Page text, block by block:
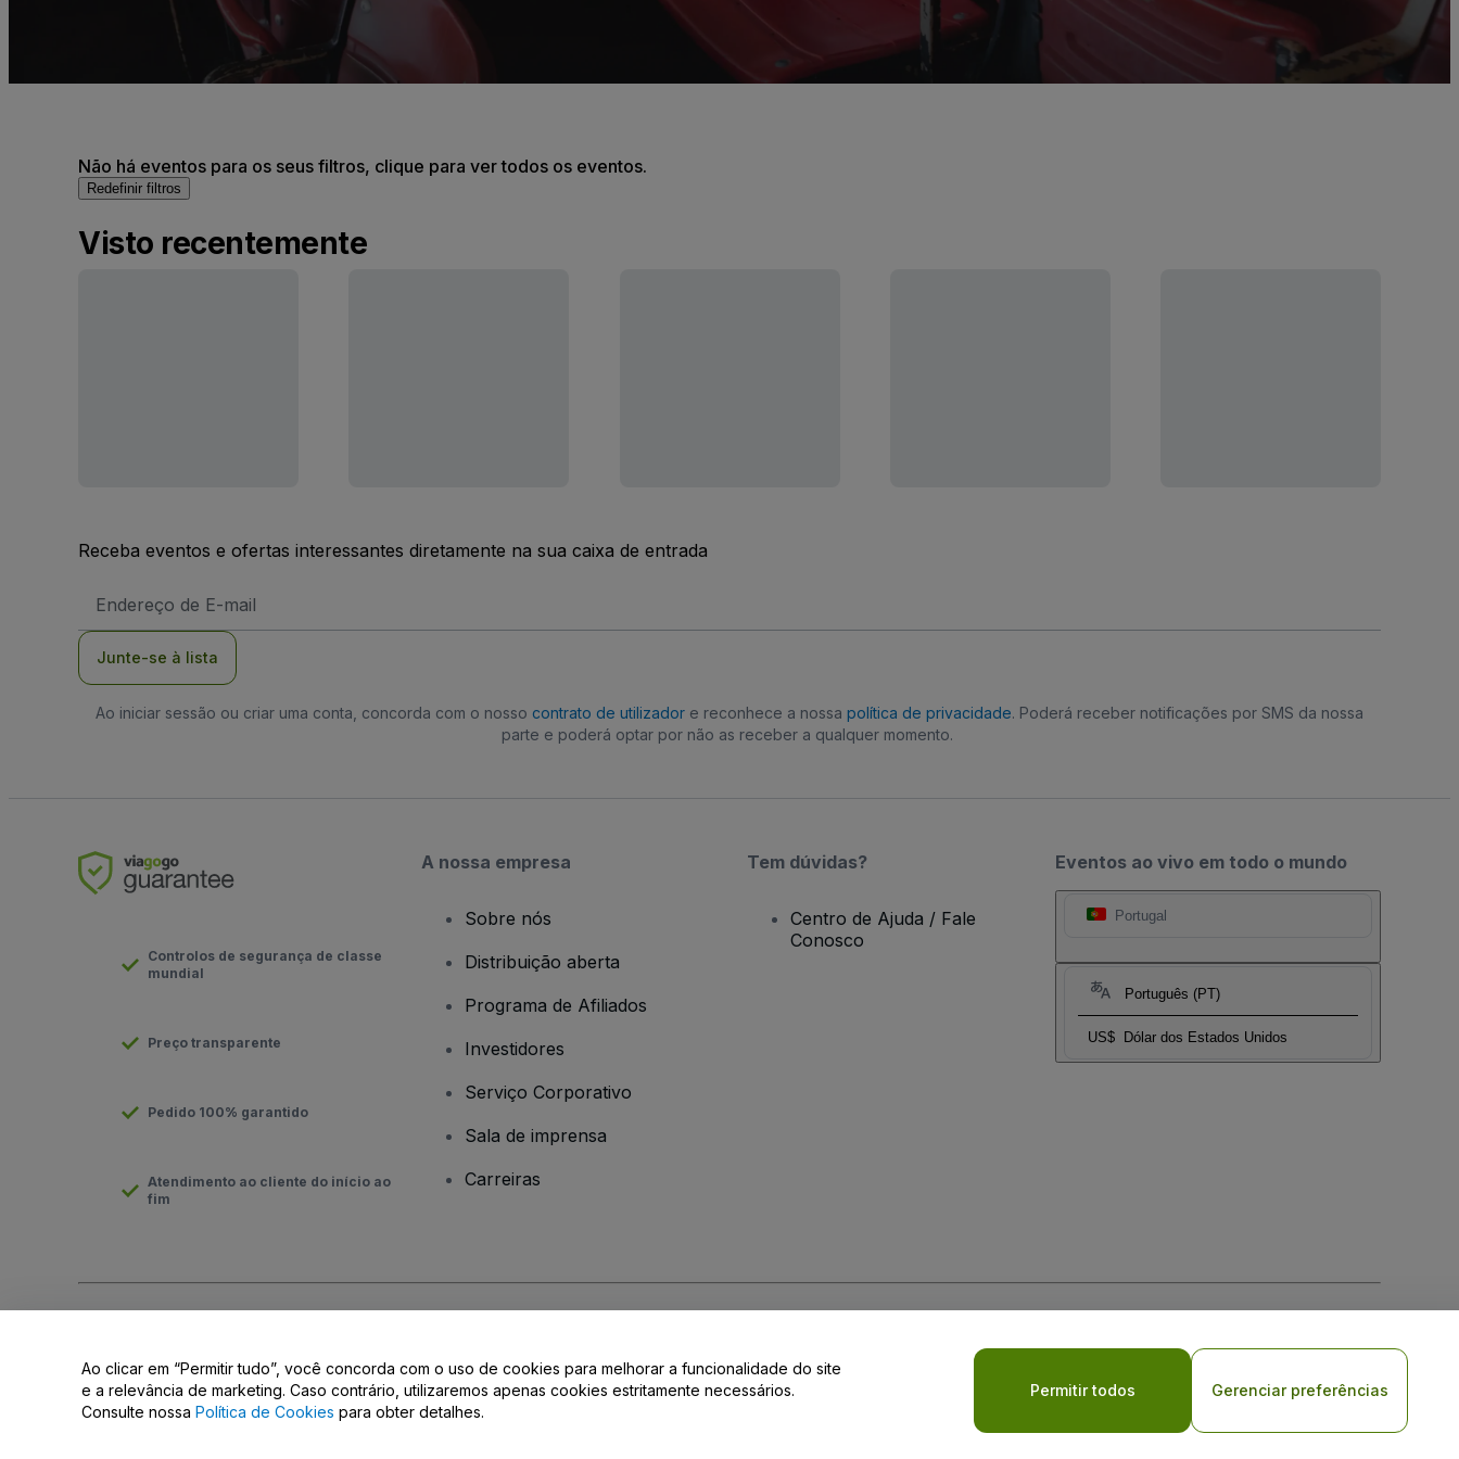
Não há eventos para os seus filtros, clique para ver todos os eventos.
Redefinir filtros
Visto recentemente
Receba eventos e ofertas interessantes diretamente na sua caixa de entrada
de
Junte-se à lista
Ao iniciar sessão ou criar uma conta, concorda com o nosso contrato de utilizador e reconhece a nossa política de privacidade. Poderá receber notificações por SMS da nossa
parte e poderá optar por não as receber a qualquer momento.
Eventos ao vivo em todo o mundo
Portugal
Português (PT)
US$ Dólar dos Estados Unidos
Controlos de segurança de classe
mundial
Preço transparente
Pedido 100% garantido
Atendimento ao cliente do início ao
fim
A nossa empresa
Sobre nós
Distribuição aberta
Programa de Afiliados
Investidores
Serviço Corporativo
Sala de imprensa
Carreiras
Tem dúvidas?
Centro de Ajuda / Fale
Conosco
Não partilhar as minhas informações pessoais/as suas opções de privacidade.
Ao clicar em “Permitir tudo”, você concorda com o uso de cookies para melhorar a funcionalidade do site
e a relevância de marketing. Caso contrário, utilizaremos apenas cookies estritamente necessários.
Consulte nossa Política de Cookies para obter detalhes.
Permitir todos Gerenciar preferências